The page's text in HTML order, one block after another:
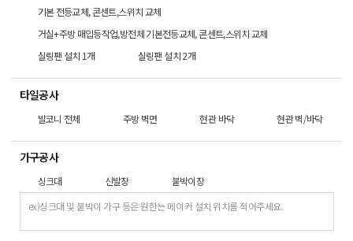
기본 전등교체, 콘센트,스위치 교체
거실+주방 매입등작업,방전체 기본전등교체, 콘센트,스위치 교체
실링팬 설치 1개
실링팬 설치 2개
타일공사
발코니 전체 주방 벽면 현관 바닥 현관 벽/바닥
가구공사
싱크대 신발장 붙박이장